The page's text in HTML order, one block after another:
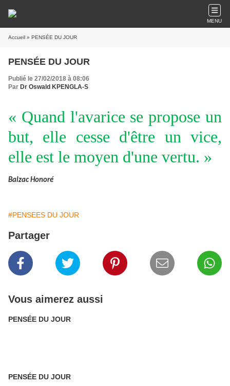
MENU
Accueil » PENSÉE DU JOUR
PENSÉE DU JOUR
Publié le 27/02/2018 à 08:06
Par Dr Oswald KPENGLA-S
« Quand l'avarice se propose un
but, elle cesse d'être un vice,
elle est le moyen d'une vertu. »
Balzac Honoré
#PENSEES DU JOUR
Partager
Vous aimerez aussi
PENSÉE DU JOUR
PENSÉE DU JOUR